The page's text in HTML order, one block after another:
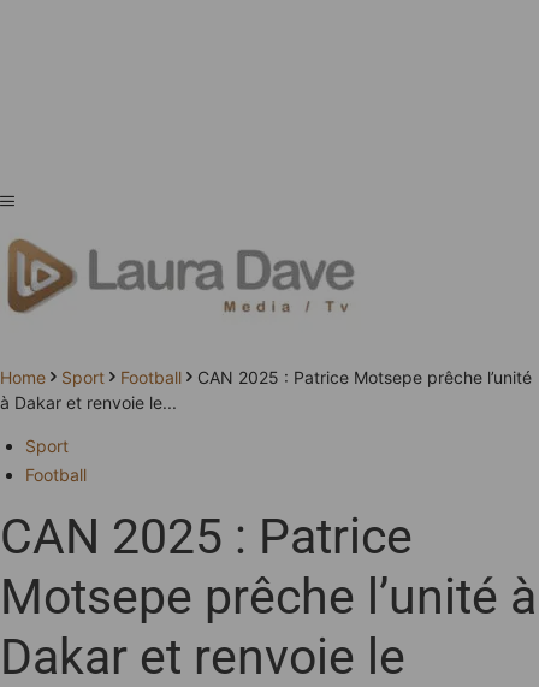
Home Sport Football
CAN 2025 : Patrice Motsepe prêche l’unité
à Dakar et renvoie le...
Sport
Football
CAN 2025 : Patrice
Motsepe prêche l’unité à
Dakar et renvoie le